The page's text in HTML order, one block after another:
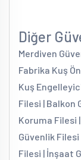
Diğer
Merdiven
Fabrika Kuş
Kuş
Filesi | Balkon
Koruma Filesi
Güvenlik Filesi
Filesi | İnşaat